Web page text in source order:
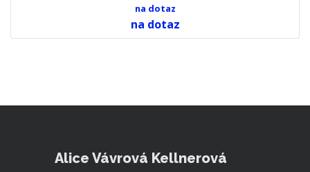
na dotaz
na dotaz
Alice Vávrová Kellnerová